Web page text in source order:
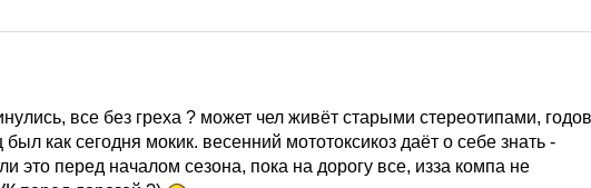
все без греха ? может чел живёт старыми стереотипами, годов
был как сегодня мокик. весенний мототоксикоз даёт о себе знать -
это перед началом сезона, пока на дорогу все, изза компа не